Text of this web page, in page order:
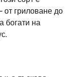
от гриловане до
богати на